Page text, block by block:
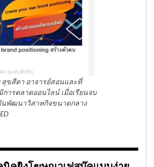
สุขสีดา อาจารย์สอนและที่
ารตลาดออนไลน์ เมื่อเรียนจบ
นพัฒนาวิสาหกิจขนาดกลาง